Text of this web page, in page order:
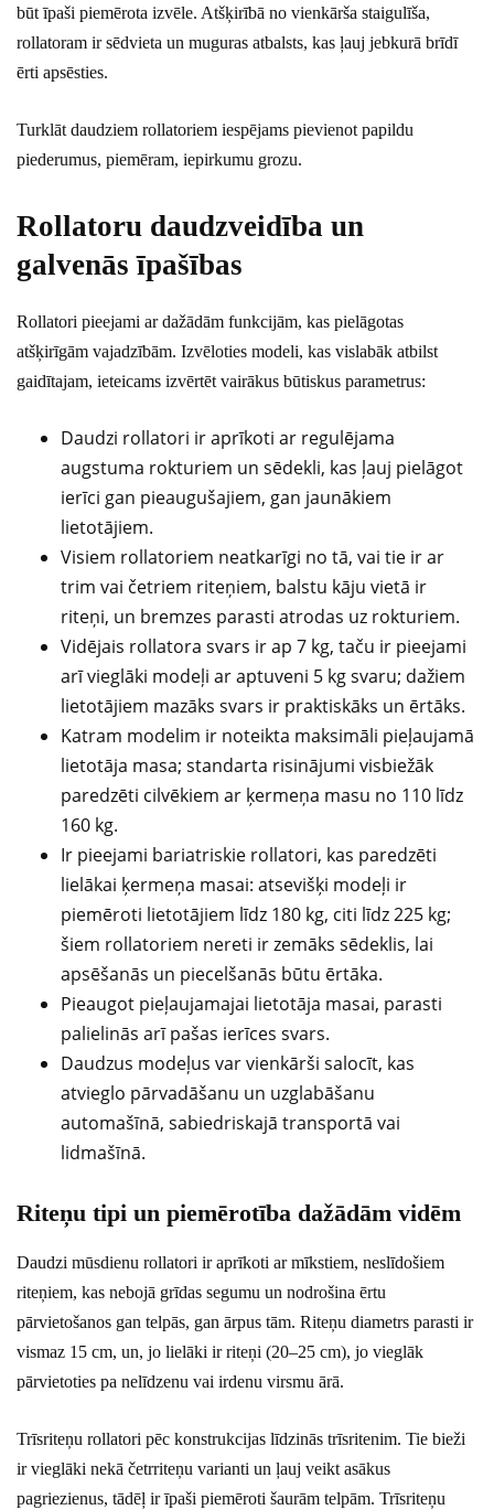
būt īpaši piemērota izvēle. Atšķirībā no vienkārša staigulīša,
rollatoram ir sēdvieta un muguras atbalsts, kas ļauj jebkurā brīdī
ērti apsēsties.
Turklāt daudziem rollatoriem iespējams pievienot papildu
piederumus, piemēram, iepirkumu grozu.
Rollatoru daudzveidība un
galvenās īpašības
Rollatori pieejami ar dažādām funkcijām, kas pielāgotas
atšķirīgām vajadzībām. Izvēloties modeli, kas vislabāk atbilst
gaidītajam, ieteicams izvērtēt vairākus būtiskus parametrus:
Daudzi rollatori ir aprīkoti ar regulējama
augstuma rokturiem un sēdekli, kas ļauj pielāgot
ierīci gan pieaugušajiem, gan jaunākiem
lietotājiem.
Visiem rollatoriem neatkarīgi no tā, vai tie ir ar
trim vai četriem riteņiem, balstu kāju vietā ir
riteņi, un bremzes parasti atrodas uz rokturiem.
Vidējais rollatora svars ir ap 7 kg, taču ir pieejami
arī vieglāki modeļi ar aptuveni 5 kg svaru; dažiem
lietotājiem mazāks svars ir praktiskāks un ērtāks.
Katram modelim ir noteikta maksimāli pieļaujamā
lietotāja masa; standarta risinājumi visbiežāk
paredzēti cilvēkiem ar ķermeņa masu no 110 līdz
160 kg.
Ir pieejami bariatriskie rollatori, kas paredzēti
lielākai ķermeņa masai: atsevišķi modeļi ir
piemēroti lietotājiem līdz 180 kg, citi līdz 225 kg;
šiem rollatoriem nereti ir zemāks sēdeklis, lai
apsēšanās un piecelšanās būtu ērtāka.
Pieaugot pieļaujamajai lietotāja masai, parasti
palielinās arī pašas ierīces svars.
Daudzus modeļus var vienkārši salocīt, kas
atvieglo pārvadāšanu un uzglabāšanu
automašīnā, sabiedriskajā transportā vai
lidmašīnā.
Riteņu tipi un piemērotība dažādām vidēm
Daudzi mūsdienu rollatori ir aprīkoti ar mīkstiem, neslīdošiem
riteņiem, kas nebojā grīdas segumu un nodrošina ērtu
pārvietošanos gan telpās, gan ārpus tām. Riteņu diametrs parasti ir
vismaz 15 cm, un, jo lielāki ir riteņi (20–25 cm), jo vieglāk
pārvietoties pa nelīdzenu vai irdenu virsmu ārā.
Trīsriteņu rollatori pēc konstrukcijas līdzinās trīsritenim. Tie bieži
ir vieglāki nekā četrriteņu varianti un ļauj veikt asākus
pagriezienus, tādēļ ir īpaši piemēroti šaurām telpām. Trīsriteņu